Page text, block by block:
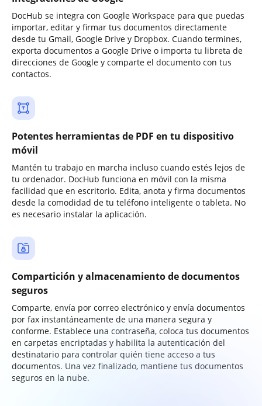
DocHub se integra con Google Workspace para que puedas
importar, editar y firmar tus documentos directamente
desde tu Gmail, Google Drive y Dropbox. Cuando termines,
exporta documentos a Google Drive o importa tu libreta de
direcciones de Google y comparte el documento con tus
contactos.
Potentes herramientas de PDF en tu dispositivo
móvil
Mantén tu trabajo en marcha incluso cuando estés lejos de
tu ordenador. DocHub funciona en móvil con la misma
facilidad que en escritorio. Edita, anota y firma documentos
desde la comodidad de tu teléfono inteligente o tableta. No
es necesario instalar la aplicación.
Compartición y almacenamiento de documentos
seguros
Comparte, envía por correo electrónico y envía documentos
por fax instantáneamente de una manera segura y
conforme. Establece una contraseña, coloca tus documentos
en carpetas encriptadas y habilita la autenticación del
destinatario para controlar quién tiene acceso a tus
documentos. Una vez finalizado, mantiene tus documentos
seguros en la nube.